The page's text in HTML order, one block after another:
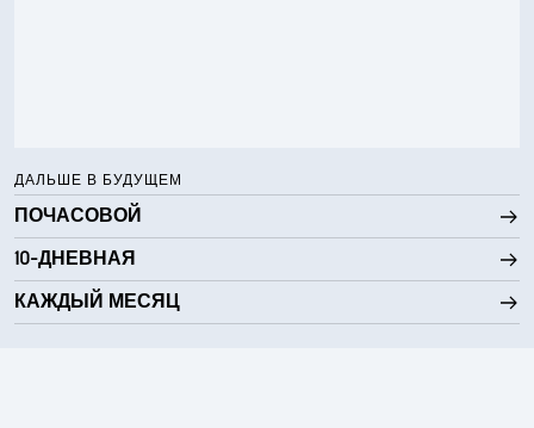
ДАЛЬШЕ В БУДУЩЕМ
ПОЧАСОВОЙ
10-ДНЕВНАЯ
КАЖДЫЙ МЕСЯЦ